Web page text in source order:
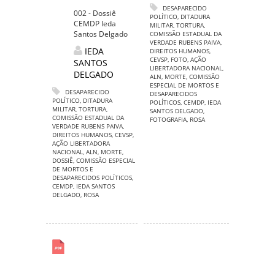
002 - Dossiê
CEMDP Ieda
Santos Delgado
IEDA
SANTOS
DELGADO
DESAPARECIDO
POLÍTICO, DITADURA
MILITAR, TORTURA,
COMISSÃO ESTADUAL DA
VERDADE RUBENS PAIVA,
DIREITOS HUMANOS, CEVSP,
AÇÃO LIBERTADORA
NACIONAL, ALN, MORTE,
DOSSIÊ, COMISSÃO ESPECIAL
DE MORTOS E
DESAPARECIDOS POLÍTICOS,
CEMDP, IEDA SANTOS
DELGADO, ROSA
DESAPARECIDO
POLÍTICO, DITADURA
MILITAR, TORTURA,
COMISSÃO ESTADUAL DA
VERDADE RUBENS PAIVA,
DIREITOS HUMANOS,
CEVSP, FOTO, AÇÃO
LIBERTADORA NACIONAL,
ALN, MORTE, COMISSÃO
ESPECIAL DE MORTOS E
DESAPARECIDOS
POLÍTICOS, CEMDP, IEDA
SANTOS DELGADO,
FOTOGRAFIA, ROSA